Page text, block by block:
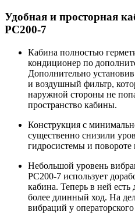
Удобная и просторная
PC200-7
Кабина полностью
кондиционер по
Дополнительно
и воздушный фильтр,
наружной стороны не
пространство кабины.
Конструкция с
существенно снизили
гидросистемы и
Небольшой уровень
PC200-7 использует
кабина. Теперь в ней
более длинный ход. На
вибраций у